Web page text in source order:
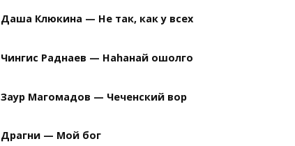
Даша Клюкина — Не так, как у всех
Чингис Раднаев — Наhанай ошолго
Заур Магомадов — Чеченский вор
Драгни — Мой бог